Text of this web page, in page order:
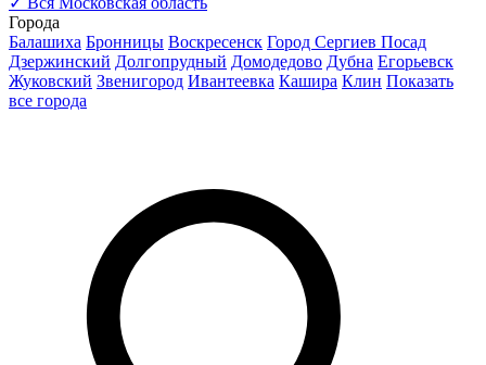
Города
Балашиха Бронницы Воскресенск Город Сергиев Посад
Дзержинский Долгопрудный Домодедово Дубна Егорьевск
Жуковский Звенигород Ивантеевка Кашира Клин Показать
все города